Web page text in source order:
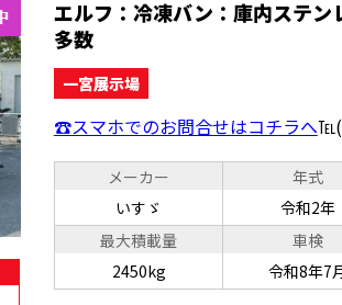
エルフ：冷凍バン：庫内ステ
多数
一宮展示場
☎スマホでのお問合せはコチラへ
メーカー 年式
いすゞ
令和2年
最大積載量
車検
2450kg
令和8年7